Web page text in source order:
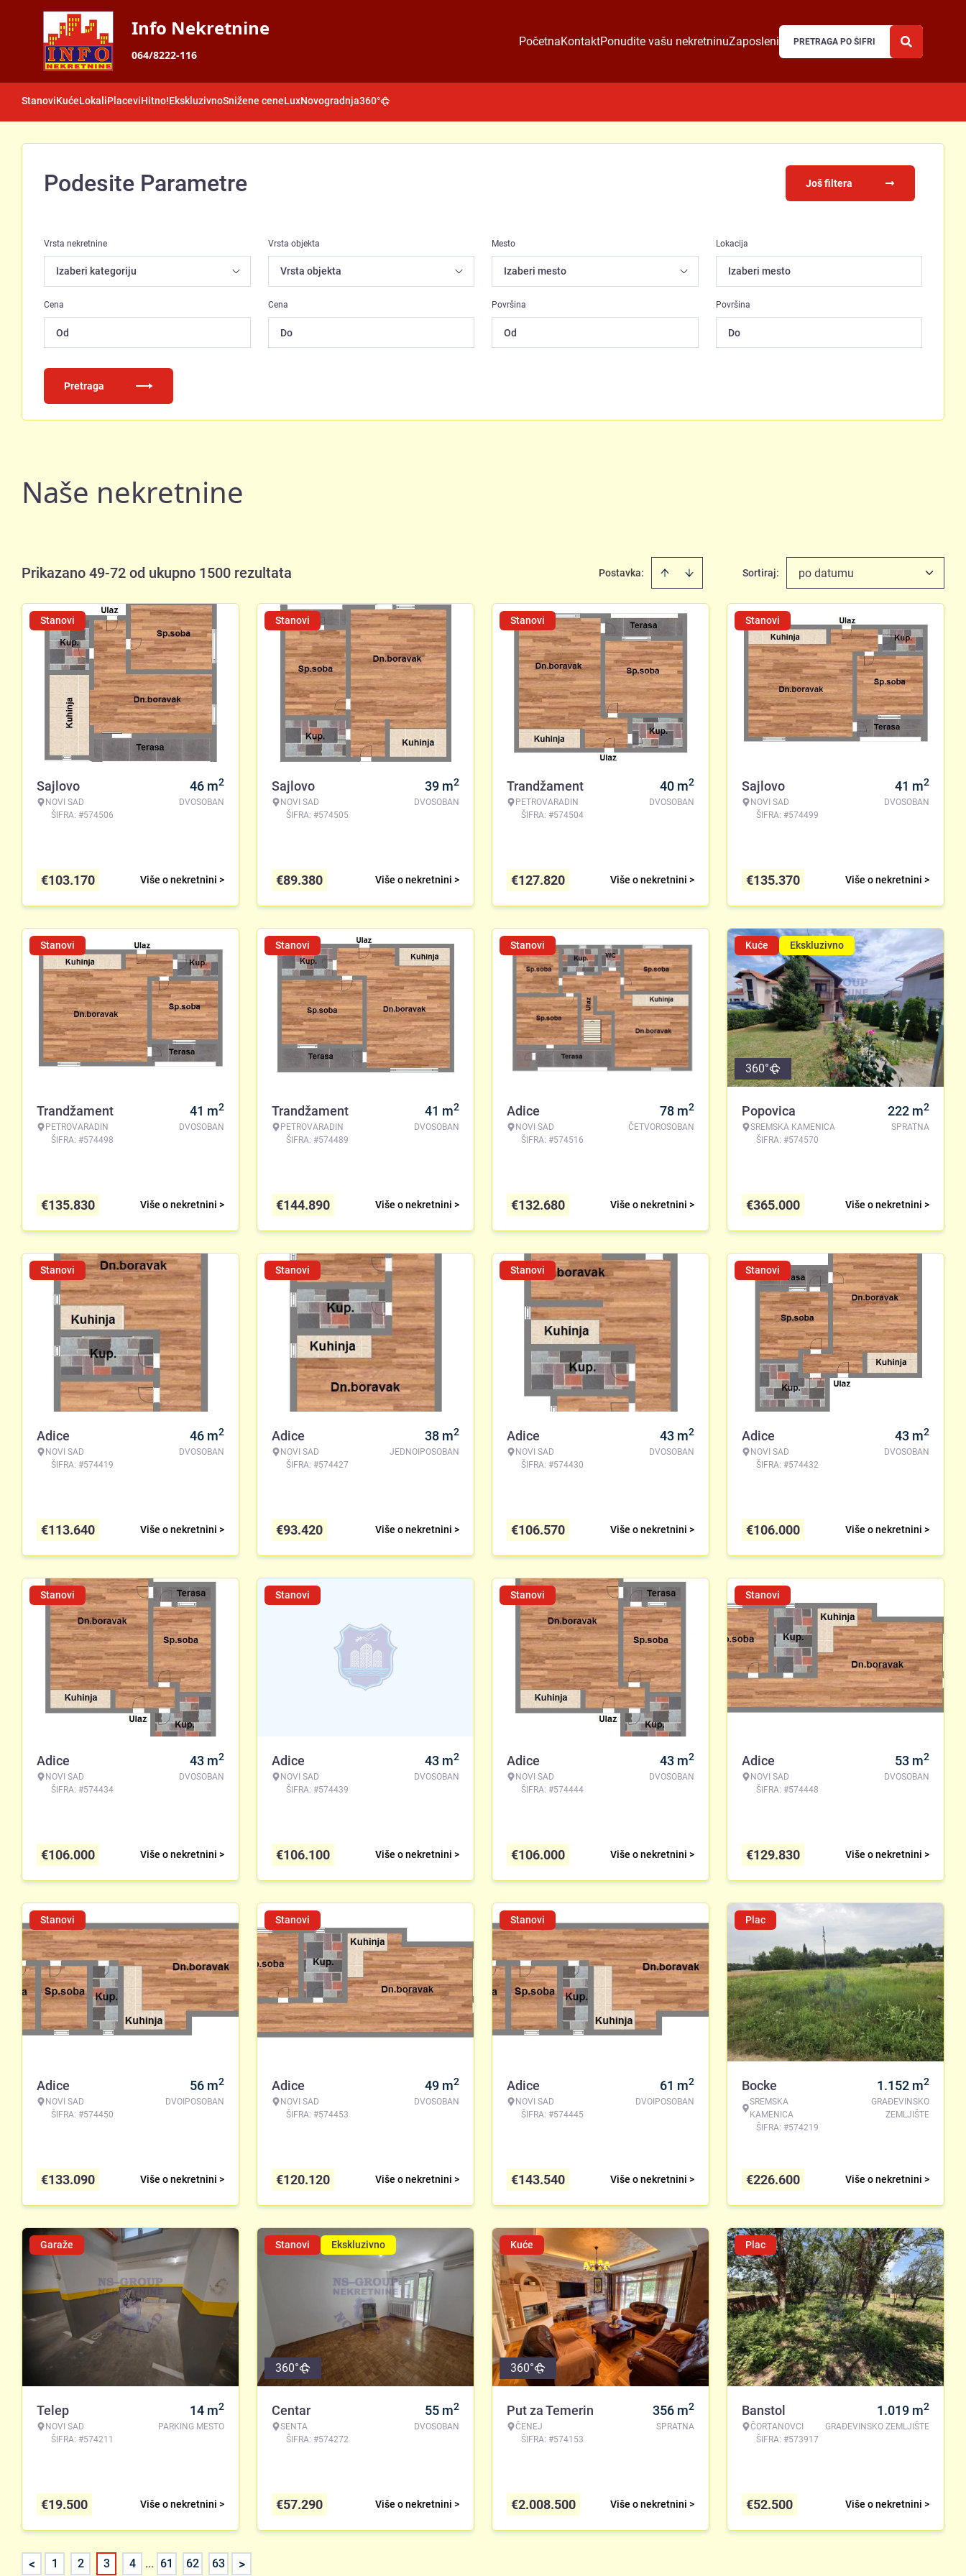
Info Nekretnine
064/8222-116
PočetnaKontaktPonudite vašu nekretninuZaposleni
StanoviKućeLokaliPlaceviHitno!EkskluzivnoSnižene ceneLuxNovogradnja360°
Podesite Parametre Još filtera
Vrsta nekretnine Vrsta objekta Mesto Lokacija
Izaberi mesto
Cena Cena Površina Površina
Pretraga
Naše nekretnine
Prikazano 49-72 od ukupno 1500 rezultata Postavka: Sortiraj: po datumu
Stanovi
Sajlovo
NOVI SAD
ŠIFRA: #574506
46 m2
DVOSOBAN
Više o nekretnini >
€103.170
Stanovi
Sajlovo
NOVI SAD
ŠIFRA: #574505
39 m2
DVOSOBAN
Više o nekretnini >
€89.380
Stanovi
Trandžament
PETROVARADIN
ŠIFRA: #574504
40 m2
DVOSOBAN
Više o nekretnini >
€127.820
Stanovi
Sajlovo
NOVI SAD
ŠIFRA: #574499
41 m2
DVOSOBAN
Više o nekretnini >
€135.370
Stanovi
Trandžament
PETROVARADIN
ŠIFRA: #574498
41 m2
DVOSOBAN
Više o nekretnini >
€135.830
Stanovi
Trandžament
PETROVARADIN
ŠIFRA: #574489
41 m2
DVOSOBAN
Više o nekretnini >
€144.890
Stanovi
Adice
NOVI SAD
ŠIFRA: #574516
78 m2
ČETVOROSOBAN
Više o nekretnini >
€132.680
Kuće Ekskluzivno
360°
Popovica
SREMSKA KAMENICA
ŠIFRA: #574570
222 m2
SPRATNA
Više o nekretnini >
€365.000
Stanovi
Adice
NOVI SAD
ŠIFRA: #574419
46 m2
DVOSOBAN
Više o nekretnini >
€113.640
Stanovi
Adice
NOVI SAD
ŠIFRA: #574427
38 m2
JEDNOIPOSOBAN
Više o nekretnini >
€93.420
Stanovi
Adice
NOVI SAD
ŠIFRA: #574430
43 m2
DVOSOBAN
Više o nekretnini >
€106.570
Stanovi
Adice
NOVI SAD
ŠIFRA: #574432
43 m2
DVOSOBAN
Više o nekretnini >
€106.000
Stanovi
Adice
NOVI SAD
ŠIFRA: #574434
43 m2
DVOSOBAN
Više o nekretnini >
€106.000
Stanovi
Adice
NOVI SAD
ŠIFRA: #574439
43 m2
DVOSOBAN
Više o nekretnini >
€106.100
Stanovi
Adice
NOVI SAD
ŠIFRA: #574444
43 m2
DVOSOBAN
Više o nekretnini >
€106.000
Stanovi
Adice
NOVI SAD
ŠIFRA: #574448
53 m2
DVOSOBAN
Više o nekretnini >
€129.830
Stanovi
Adice
NOVI SAD
ŠIFRA: #574450
56 m2
DVOIPOSOBAN
Više o nekretnini >
€133.090
Stanovi
Adice
NOVI SAD
ŠIFRA: #574453
49 m2
DVOSOBAN
Više o nekretnini >
€120.120
Stanovi
Adice
NOVI SAD
ŠIFRA: #574445
61 m2
DVOIPOSOBAN
Više o nekretnini >
€143.540
Plac
Bocke
SREMSKA
KAMENICA
ŠIFRA: #574219
1.152 m2
GRAĐEVINSKO
ZEMLJIŠTE
Više o nekretnini >
€226.600
Garaže
Telep
NOVI SAD
ŠIFRA: #574211
14 m2
PARKING MESTO
Više o nekretnini >
€19.500
Stanovi Ekskluzivno
360°
Centar
SENTA
ŠIFRA: #574272
55 m2
DVOSOBAN
Više o nekretnini >
€57.290
Kuće
360°
Put za Temerin
ČENEJ
ŠIFRA: #574153
356 m2
SPRATNA
Više o nekretnini >
€2.008.500
Plac
Banstol
ČORTANOVCI
ŠIFRA: #573917
1.019 m2
GRAĐEVINSKO ZEMLJIŠTE
Više o nekretnini >
€52.500
< 1 2 3 4 ... 61 62 63 >